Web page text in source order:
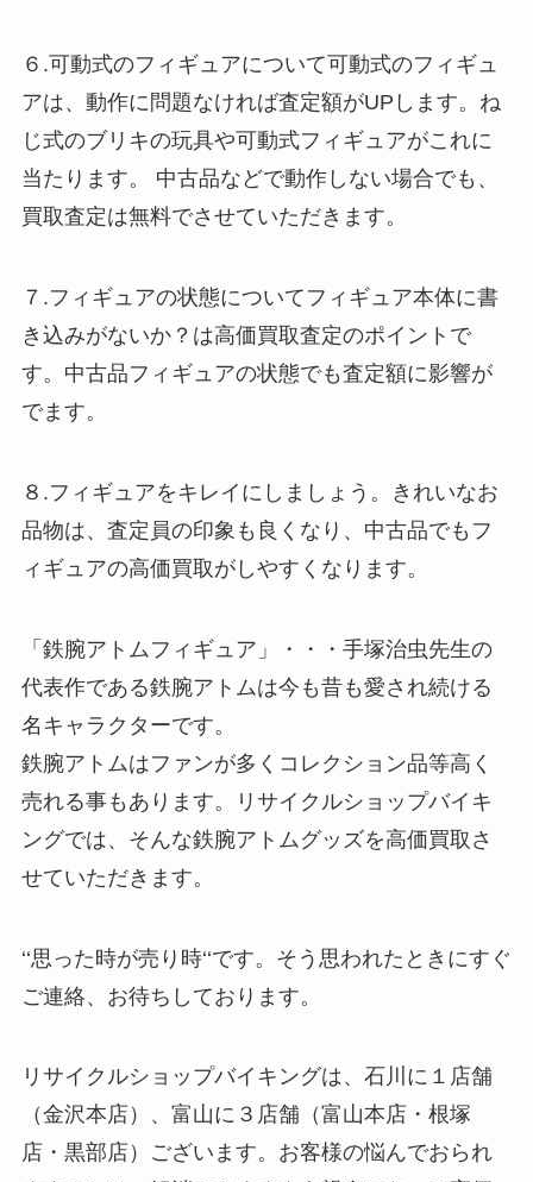
６.可動式のフィギュアについて可動式のフィギュ
アは、動作に問題なければ査定額がUPします。ね
じ式のブリキの玩具や可動式フィギュアがこれに
当たります。 中古品などで動作しない場合でも、
買取査定は無料でさせていただきます。
７.フィギュアの状態についてフィギュア本体に書
き込みがないか？は高価買取査定のポイントで
す。中古品フィギュアの状態でも査定額に影響が
でます。
８.フィギュアをキレイにしましょう。きれいなお
品物は、査定員の印象も良くなり、中古品でもフ
ィギュアの高価買取がしやすくなります。
「鉄腕アトムフィギュア」・・・手塚治虫先生の
代表作である鉄腕アトムは今も昔も愛され続ける
名キャラクターです。
鉄腕アトムはファンが多くコレクション品等高く
売れる事もあります。リサイクルショップバイキ
ングでは、そんな鉄腕アトムグッズを高価買取さ
せていただきます。
‘‘思った時が売り時‘‘です。そう思われたときにすぐ
ご連絡、お待ちしております。
リサイクルショップバイキングは、石川に１店舗
（金沢本店）、富山に３店舗（富山本店・根塚
店・黒部店）ございます。お客様の悩んでおられ